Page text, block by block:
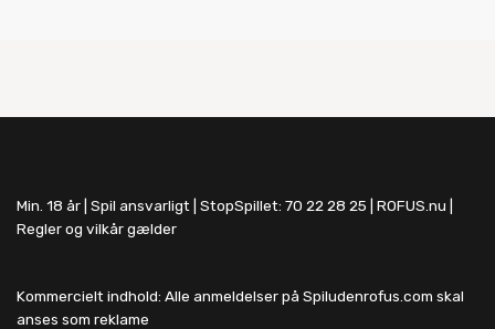
Min. 18 år | Spil ansvarligt | StopSpillet: 70 22 28 25 | ROFUS.nu |
Regler og vilkår gælder
Kommercielt indhold: Alle anmeldelser på Spiludenrofus.com skal
anses som reklame